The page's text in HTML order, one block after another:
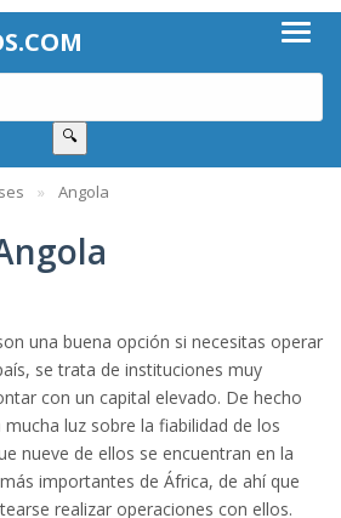
🔍
Angola
una buena opción si necesitas operar
se trata de instituciones muy
con un capital elevado. De hecho
luz sobre la fiabilidad de los
nueve de ellos se encuentran en la
importantes de África, de ahí que
realizar operaciones con ellos.